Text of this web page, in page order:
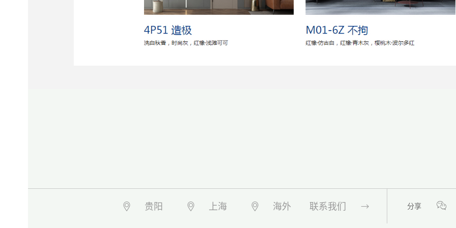
贵阳 上海 海外 联系我们 分享